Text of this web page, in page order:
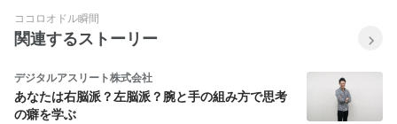
ココロオドル瞬間
関連するストーリー
デジタルアスリート株式会社
あなたは右脳派？左脳派？腕と手の組み方で思考
の癖を学ぶ